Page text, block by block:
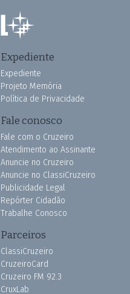
Expediente
Expediente
Projeto Memória
Política de Privacidade
Fale conosco
Fale com o Cruzeiro
Atendimento ao Assinante
Anuncie no Cruzeiro
Anuncie no ClassiCruzeiro
Publicidade Legal
Repórter Cidadão
Trabalhe Conosco
Parceiros
ClassiCruzeiro
CruzeiroCard
Cruzeiro FM 92.3
CruxLab